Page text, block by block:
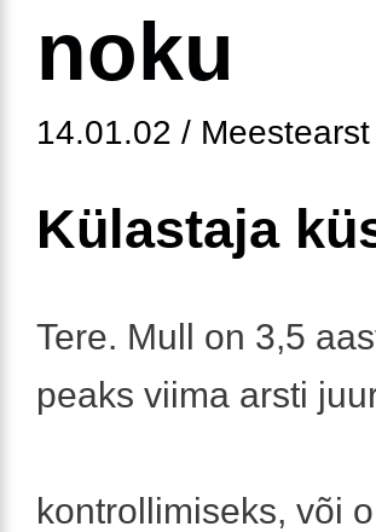
noku
14.01.02 / Meestearst
Külastaja
Tere. Mull on 3,5
peaks viima arsti
kontrollimiseks, või